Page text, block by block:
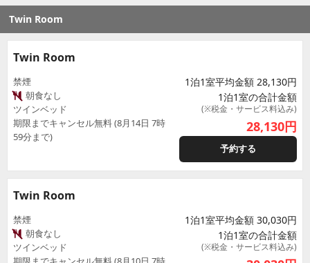
Twin Room
Twin Room
禁煙
朝食なし
ツインベッド
期限までキャンセル無料 (8月14日 7時
59分まで)
1泊1室平均金額 28,130円
1泊1室の合計金額
(※税金・サービス料込み)
28,130円
予約する
Twin Room
禁煙
朝食なし
ツインベッド
1泊1室平均金額 30,030円
1泊1室の合計金額
(※税金・サービス料込み)